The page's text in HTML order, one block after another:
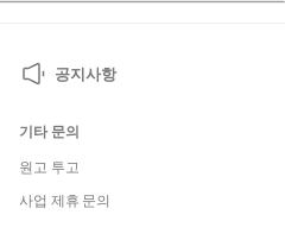
공지사항
기타 문의
원고 투고
사업 제휴 문의